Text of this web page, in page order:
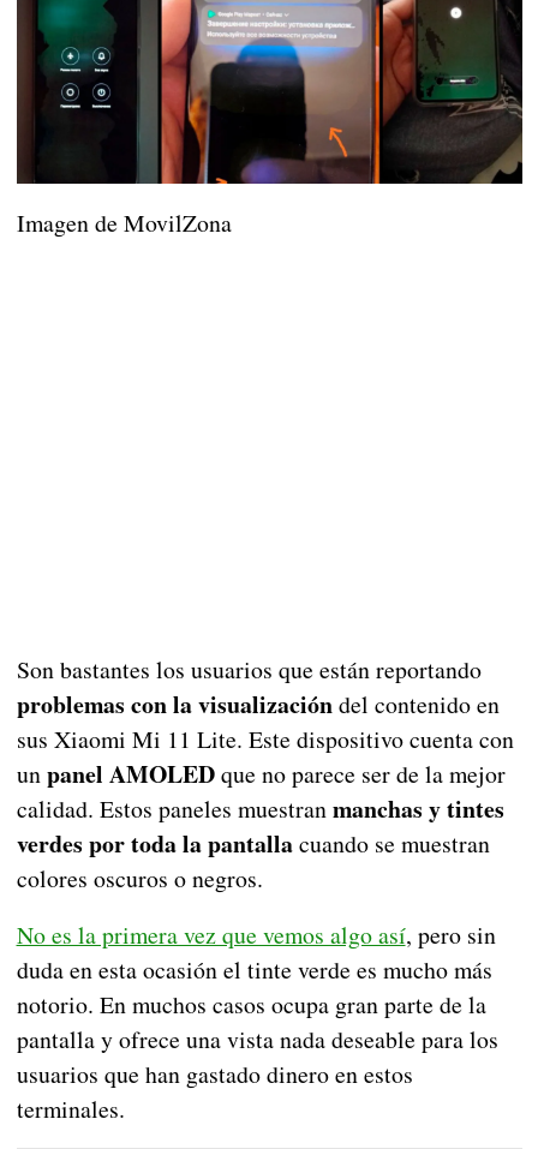
Imagen de MovilZona
Son bastantes los usuarios que están reportando
problemas con la visualizacióndel contenido en
sus Xiaomi Mi 11 Lite. Este dispositivo cuenta con
unpanel AMOLEDque no parece ser de la mejor
calidad. Estos paneles muestranmanchas y tintes
verdes por toda la pantallacuando se muestran
colores oscuros o negros.
No es la primera vez que vemos algo así, pero sin
duda en esta ocasión el tinte verde es mucho más
notorio. En muchos casos ocupa gran parte de la
pantalla y ofrece una vista nada deseable para los
usuarios que han gastado dinero en estos
terminales.